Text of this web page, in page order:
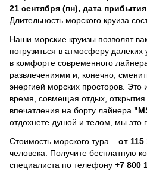
21 сентября (пн), дата
Длительность морского круиза
Наши морские круизы позволят
погрузиться в атмосферу далеких
в комфорте современного
развлечениями и, конечно,
энергией морских просторов. Это
время, совмещая отдых,
впечатления на борту лайнера
отдохнете душой и телом, мы это
Стоимость морского тура – от 115
человека. Получите бесплатную
специалиста по телефону +7 800